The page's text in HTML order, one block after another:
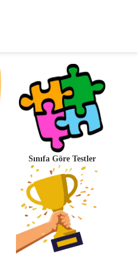
Sınıfa Göre Testler